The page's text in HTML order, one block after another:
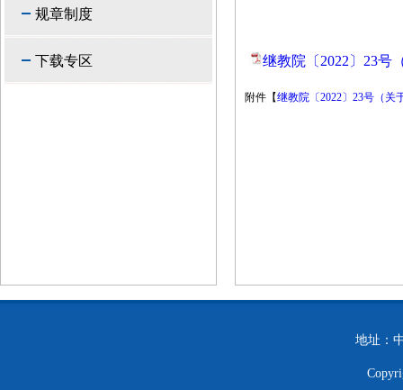
规章制度
下载专区 继教院〔2022〕23号
附件【继教院〔2022〕23号（关
地址：